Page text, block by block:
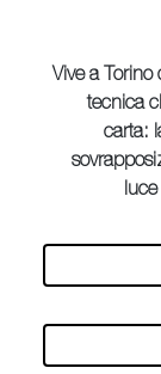
Vive a
tecnica
carta:
luce